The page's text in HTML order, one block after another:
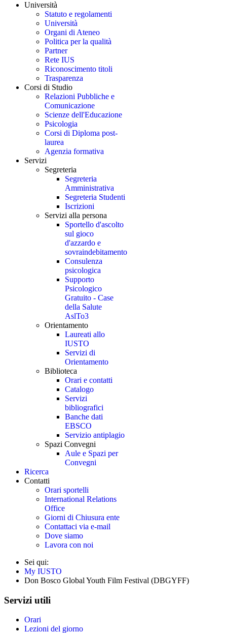
Università
Statuto e regolamenti
Università
Organi di Ateneo
Politica per la qualità
Partner
Rete IUS
Riconoscimento titoli
Trasparenza
Corsi di Studio
Relazioni Pubbliche e
Comunicazione
Scienze dell'Educazione
Psicologia
Corsi di Diploma post-
laurea
Agenzia formativa
Servizi
Segreteria
Segreteria
Amministrativa
Segreteria Studenti
Iscrizioni
Servizi alla persona
Sportello d'ascolto
sul gioco
d'azzardo e
sovraindebitamento
Consulenza
psicologica
Supporto
Psicologico
Gratuito - Case
della Salute
AslTo3
Orientamento
Laureati allo
IUSTO
Servizi di
Orientamento
Biblioteca
Orari e contatti
Catalogo
Servizi
bibliografici
Banche dati
EBSCO
Servizio antiplagio
Spazi Convegni
Aule e Spazi per
Convegni
Ricerca
Contatti
Orari sportelli
International Relations
Office
Giorni di Chiusura ente
Contattaci via e-mail
Dove siamo
Lavora con noi
Sei qui:
My IUSTO
Don Bosco Global Youth Film Festival (DBGYFF)
Servizi utili
Orari
Lezioni del giorno